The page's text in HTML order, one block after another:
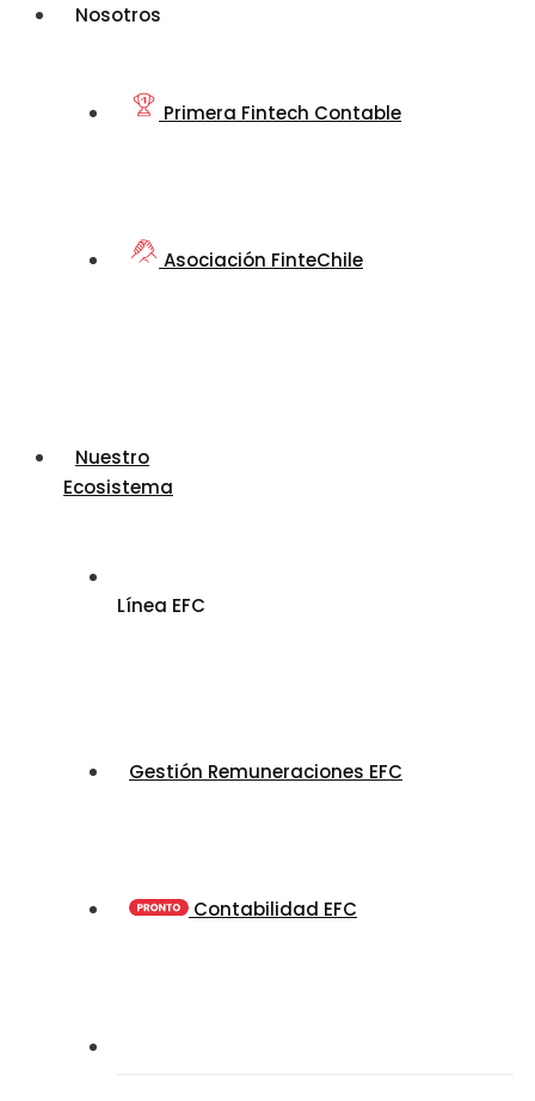
Nosotros
Primera Fintech Contable
Asociación FinteChile
Nuestro
Ecosistema
Línea EFC
Gestión Remuneraciones EFC
Contabilidad EFC